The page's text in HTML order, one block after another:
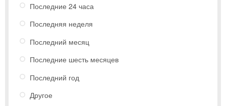
Последние 24 часа
Последняя неделя
Последний месяц
Последние шесть месяцев
Последний год
Другое